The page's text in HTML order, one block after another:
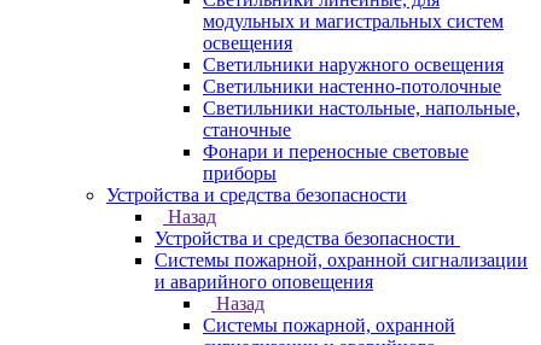
модульных и магистральных систем
освещения
Светильники наружного освещения
Светильники настенно-потолочные
Светильники настольные, напольные,
станочные
Фонари и переносные световые
приборы
Устройства и средства безопасности
Назад
Устройства и средства безопасности
Системы пожарной, охранной сигнализации
и аварийного оповещения
Назад
Системы пожарной, охранной